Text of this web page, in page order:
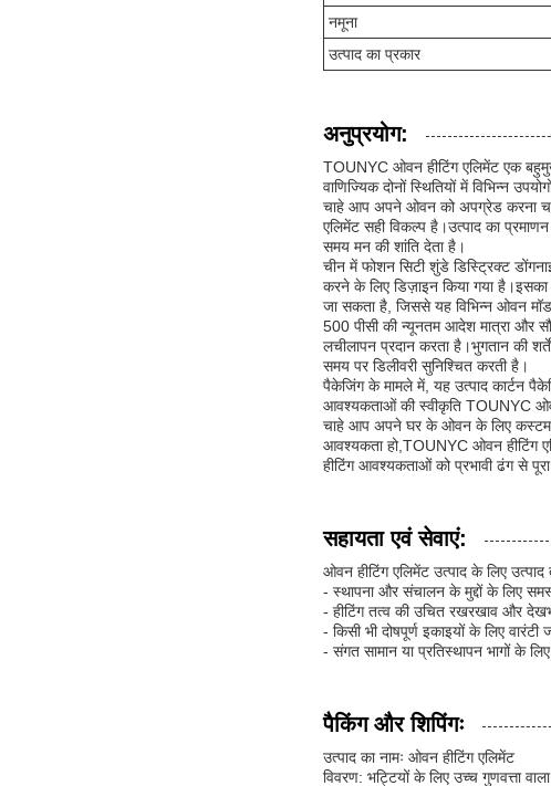
नमूना
उत्पाद का प्रकार
अनुप्रयोग:
TOUNYC ओवन हीटिंग एलिमेंट एक
वाणिज्यिक दोनों स्थितियों में विभिन्न
चाहे आप अपने ओवन को अपग्रेड करना
एलिमेंट सही विकल्प है।उत्पाद का
समय मन की शांति देता है।
चीन में फोशन सिटी शुंडे डिस्ट्रिक्ट
करने के लिए डिज़ाइन किया गया
जा सकता है, जिससे यह विभिन्न ओवन
500 पीसी की न्यूनतम आदेश मात्रा और
लचीलापन प्रदान करता है।भुगतान की
समय पर डिलीवरी सुनिश्चित करती है।
पैकेजिंग के मामले में, यह उत्पाद कार्टन
आवश्यकताओं की स्वीकृति TOUNYC ओवन
चाहे आप अपने घर के ओवन के लिए कस्टम
आवश्यकता हो,TOUNYC ओवन हीटिंग
हीटिंग आवश्यकताओं को प्रभावी ढंग से
सहायता एवं सेवाएं:
ओवन हीटिंग एलिमेंट उत्पाद के लिए
- स्थापना और संचालन के मुद्दों के लिए
- हीटिंग तत्व की उचित रखरखाव और
- किसी भी दोषपूर्ण इकाइयों के लिए
- संगत सामान या प्रतिस्थापन भागों के
पैकिंग और शिपिंगः
उत्पाद का नामः ओवन हीटिंग एलिमेंट
विवरण: भट्टियों के लिए उच्च गुणवत्ता